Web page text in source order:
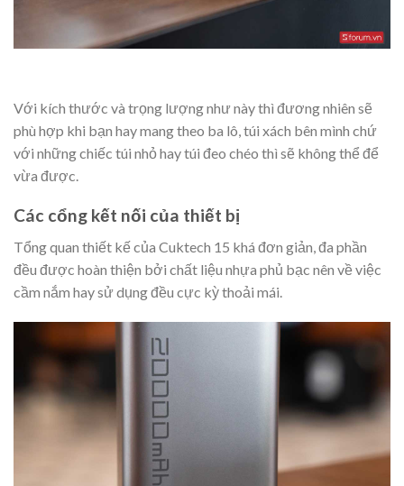
Với kích thước và trọng lượng như này thì đương nhiên sẽ
phù hợp khi bạn hay mang theo ba lô, túi xách bên mình chứ
với những chiếc túi nhỏ hay túi đeo chéo thì sẽ không thể để
vừa được.
Các cổng kết nối của thiết bị
Tổng quan thiết kế của Cuktech 15 khá đơn giản, đa phần
đều được hoàn thiện bởi chất liệu nhựa phủ bạc nên về việc
cầm nắm hay sử dụng đều cực kỳ thoải mái.